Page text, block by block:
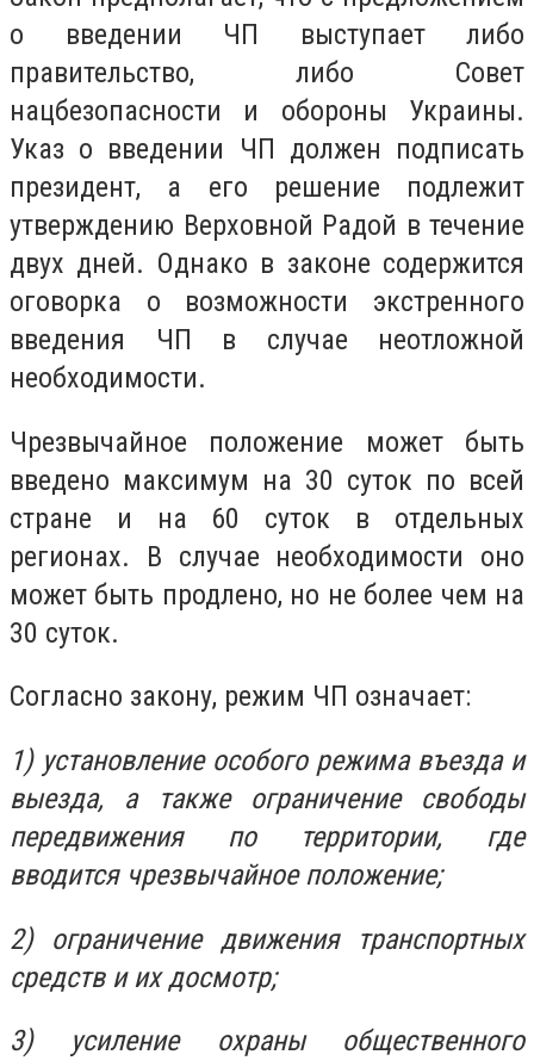
о введении ЧП выступает либо
правительство, либо Совет
нацбезопасности и обороны Украины.
Указ о введении ЧП должен подписать
президент, а его решение подлежит
утверждению Верховной Радой в течение
двух дней. Однако в законе содержится
оговорка о возможности экстренного
введения ЧП в случае неотложной
необходимости.
Чрезвычайное положение может быть
введено максимум на 30 суток по всей
стране и на 60 суток в отдельных
регионах. В случае необходимости оно
может быть продлено, но не более чем на
30 суток.
Согласно закону, режим ЧП означает:
1) установление особого режима въезда и
выезда, а также ограничение свободы
передвижения по территории, где
вводится чрезвычайное положение;
2) ограничение движения транспортных
средств и их досмотр;
3) усиление охраны общественного